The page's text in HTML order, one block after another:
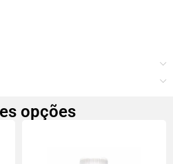
opções